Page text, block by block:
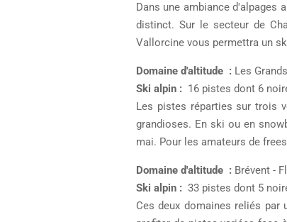
Dans une ambiance d'alpages
distinct. Sur le secteur de
Vallorcine vous permettra un
Domaine d'altitude : Les
Ski alpin : 16 pistes dont 6
Les pistes réparties sur trois
grandioses. En ski ou en
mai. Pour les amateurs de
Domaine d'altitude : Brévent -
Ski alpin : 33 pistes dont 5
Ces deux domaines reliés